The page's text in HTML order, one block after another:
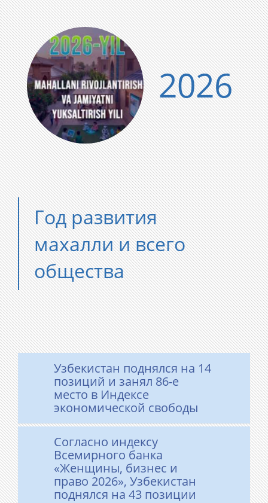
2026
Год развития
махалли и всего
общества
Узбекистан поднялся на 14
позиций и занял 86-е
место в Индексе
экономической свободы
Согласно индексу
Всемирного банка
«Женщины, бизнес и
право 2026», Узбекистан
поднялся на 43 позиции